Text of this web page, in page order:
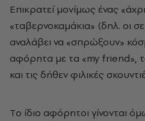
Eπικρατεί μονίμως ένας
«ταβερνοκαμάκια» (δηλ. οι
αναλάβει να «σπρώξουν»
αφόρητα με τα «my friend»,
και τις δήθεν φιλικές
Tο ίδιο αφόρητοι γίνονται